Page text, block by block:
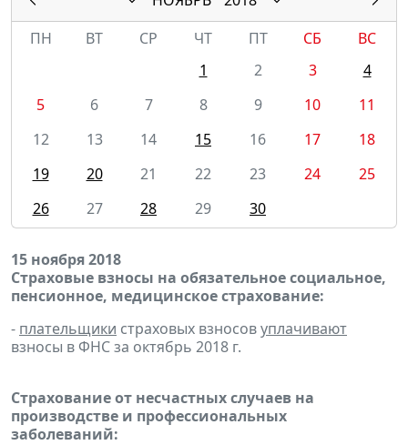
ПН
ВТ СР ЧТ ПТ СБ
ВС
1
2 3
4
5
6 7 8 9 10
11
12
13 14 15 16 17
18
19
20 21 22 23 24
25
26
27 28 29 30
15 ноября 2018
Страховые взносы на обязательное социальное,
пенсионное, медицинское страхование:
- плательщики страховых взносовуплачивают
взносы в ФНС за октябрь 2018 г.
Страхование от несчастных случаев на
производстве и профессиональных
заболеваний: